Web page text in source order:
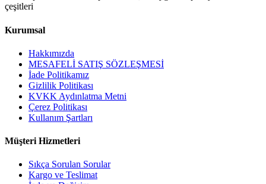
çeşitleri
Kurumsal
Hakkımızda
MESAFELİ SATIŞ SÖZLEŞMESİ
İade Politikamız
Gizlilik Politikası
KVKK Aydınlatma Metni
Çerez Politikası
Kullanım Şartları
Müşteri Hizmetleri
Sıkça Sorulan Sorular
Kargo ve Teslimat